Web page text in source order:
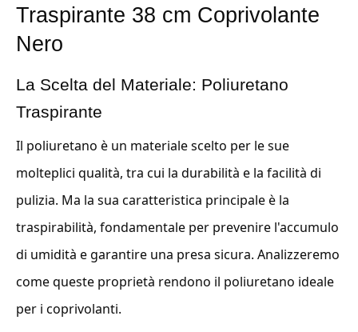
Traspirante 38 cm Coprivolante
Nero
La Scelta del Materiale: Poliuretano
Traspirante
Il poliuretano è un materiale scelto per le sue
molteplici qualità, tra cui la durabilità e la facilità di
pulizia. Ma la sua caratteristica principale è la
traspirabilità, fondamentale per prevenire l'accumulo
di umidità e garantire una presa sicura. Analizzeremo
come queste proprietà rendono il poliuretano ideale
per i coprivolanti.